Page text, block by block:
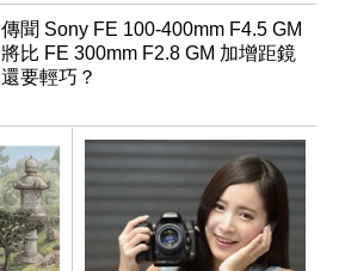
傳聞 Sony FE 100-400mm F4.5 GM
將比 FE 300mm F2.8 GM 加增距鏡
還要輕巧？